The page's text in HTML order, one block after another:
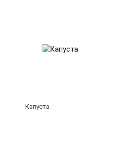
Капуста